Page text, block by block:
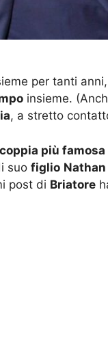
per tanti
insieme.
, a stretto
più famosa
suo figlio Nathan
post di Briatore